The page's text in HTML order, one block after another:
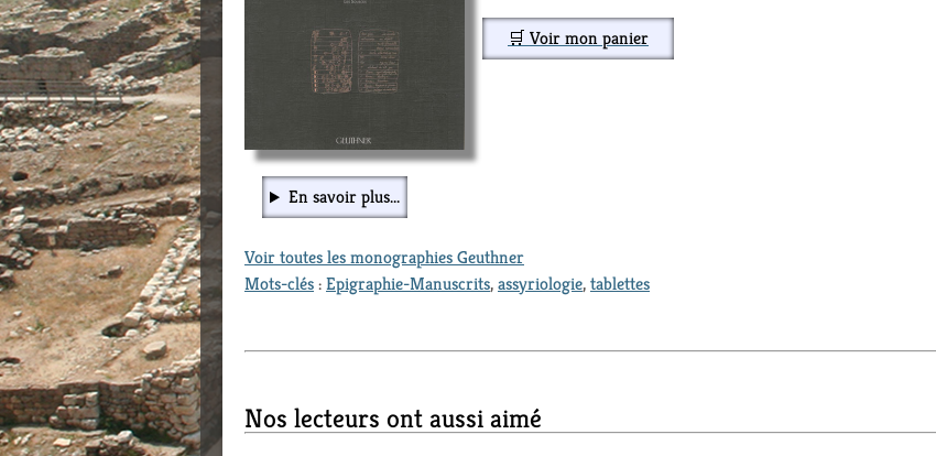
🛒 Voir mon panier
En savoir plus...
Voir toutes les monographies Geuthner
Mots-clés:Epigraphie-Manuscrits,assyriologie,tablettes
Nos lecteurs ont aussi aimé